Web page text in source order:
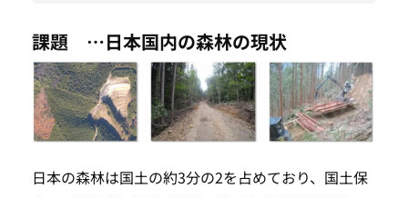
課題 …日本国内の森林の現状
日本の森林は国土の約3分の2を占めており、国土保